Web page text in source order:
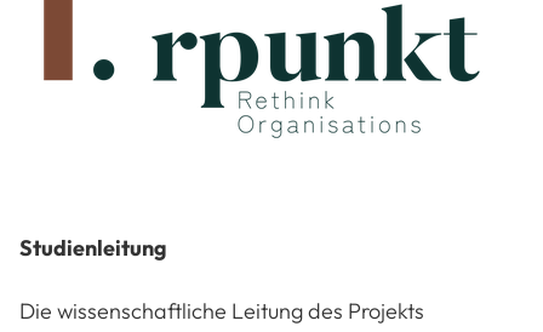
Studienleitung
Die wissenschaftliche Leitung des Projekts